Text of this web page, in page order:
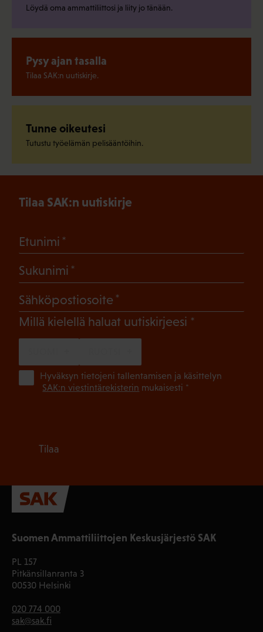
Löydä oma ammattiliittosi ja liity jo tänään.
Pysy ajan tasalla
Tilaa SAK:n uutiskirje.
Tunne oikeutesi
Tutustu työelämän pelisääntöihin.
Suomen Ammattiliittojen Keskusjärjestö SAK
PL 157
Pitkänsillanranta 3
00530 Helsinki
020 774 000
sak@sak.fi
Tilaa SAK:n uutiskirje
Etunimi
Sukunimi
Sähköpostiosoite
Millä kielellä haluat uutiskirjeesi (Pakollinen)
Hyväksyn tietojeni tallentamisen ja käsittelyn
SAK:n viestintärekisterin mukaisesti *
Tilaa